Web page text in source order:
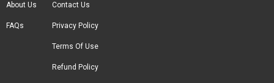
About Us
FAQs
Contact Us
Privacy Policy
Terms Of Use
Refund Policy